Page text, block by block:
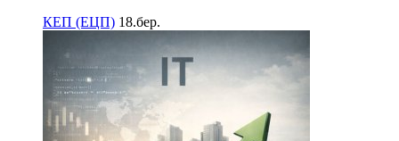
КЕП (ЕЦП) 18.бер.